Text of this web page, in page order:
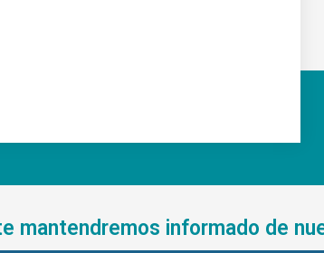
mantendremos informado de